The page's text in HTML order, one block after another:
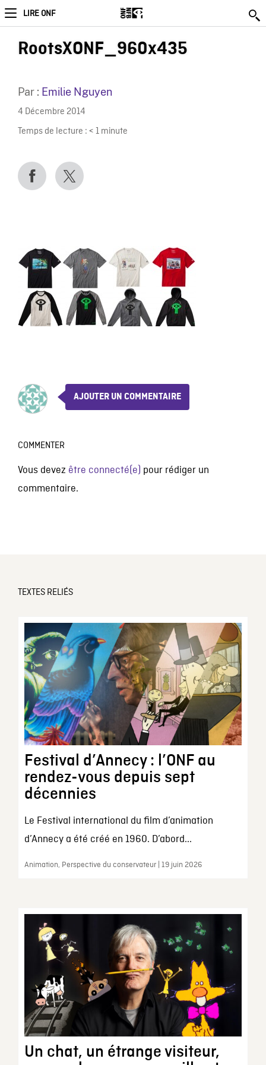
LIRE ONF
RootsXONF_960x435
Par : Emilie Nguyen
4 Décembre 2014
Temps de lecture : < 1 minute
AJOUTER UN COMMENTAIRE
COMMENTER
Vous devez être connecté(e) pour rédiger un
commentaire.
TEXTES RELIÉS
Festival d’Annecy : l’ONF au
rendez-vous depuis sept
décennies
Le Festival international du film d’animation
d’Annecy a été créé en 1960. D’abord...
Animation, Perspective du conservateur | 19 juin 2026
Un chat, un étrange visiteur,